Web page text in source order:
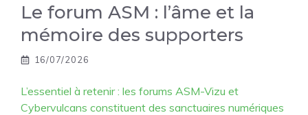
Le forum ASM : l’âme et la
mémoire des supporters
16/07/2026
L’essentiel à retenir : les forums ASM-Vizu et
Cybervulcans constituent des sanctuaires numériques